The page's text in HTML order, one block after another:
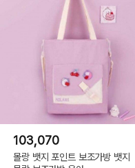
103,070
몰랑 뱃지 포인트 보조가방 뱃지